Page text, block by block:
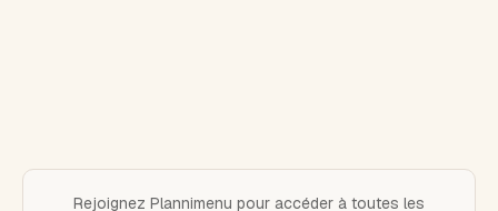
Rejoignez Plannimenu pour accéder à toutes les